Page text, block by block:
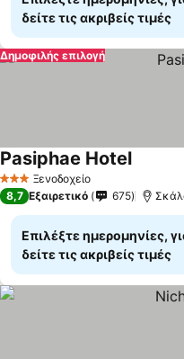
δείτε τις ακριβείς τιμές
Δημοφιλής επιλογή
3 ΑστέριαΞενοδοχείο
Pasiphae Hotel
8,7 Εξαιρετικό 675
Επιλέξτε ημερομηνίες,
δείτε τις ακριβείς τιμές